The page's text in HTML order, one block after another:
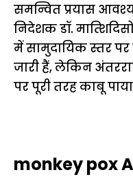
समन्वित प्रयास
निदेशक डॉ.
में सामुदायिक स्तर
जारी हैं, लेकिन
पर पूरी तरह काबू
monkey pox